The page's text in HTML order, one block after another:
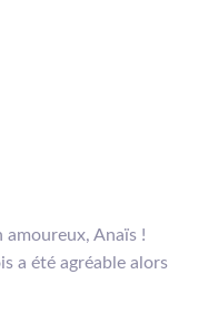
amoureux, Anaïs !
a été agréable alors